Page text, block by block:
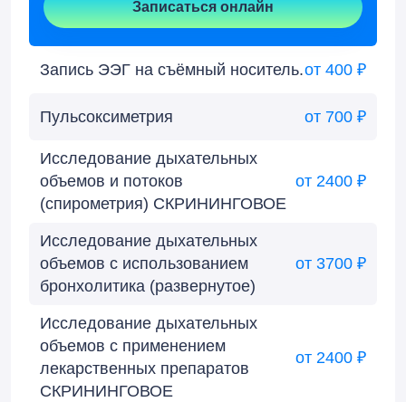
Записаться онлайн
Запись ЭЭГ на съёмный носитель.от 400 ₽
Пульсоксиметрия от 700 ₽
Исследование дыхательных
объемов и потоков
(спирометрия) СКРИНИНГОВОЕ
от 2400 ₽
Исследование дыхательных
объемов с использованием
бронхолитика (развернутое)
от 3700 ₽
Исследование дыхательных
объемов с применением
лекарственных препаратов
СКРИНИНГОВОЕ
от 2400 ₽